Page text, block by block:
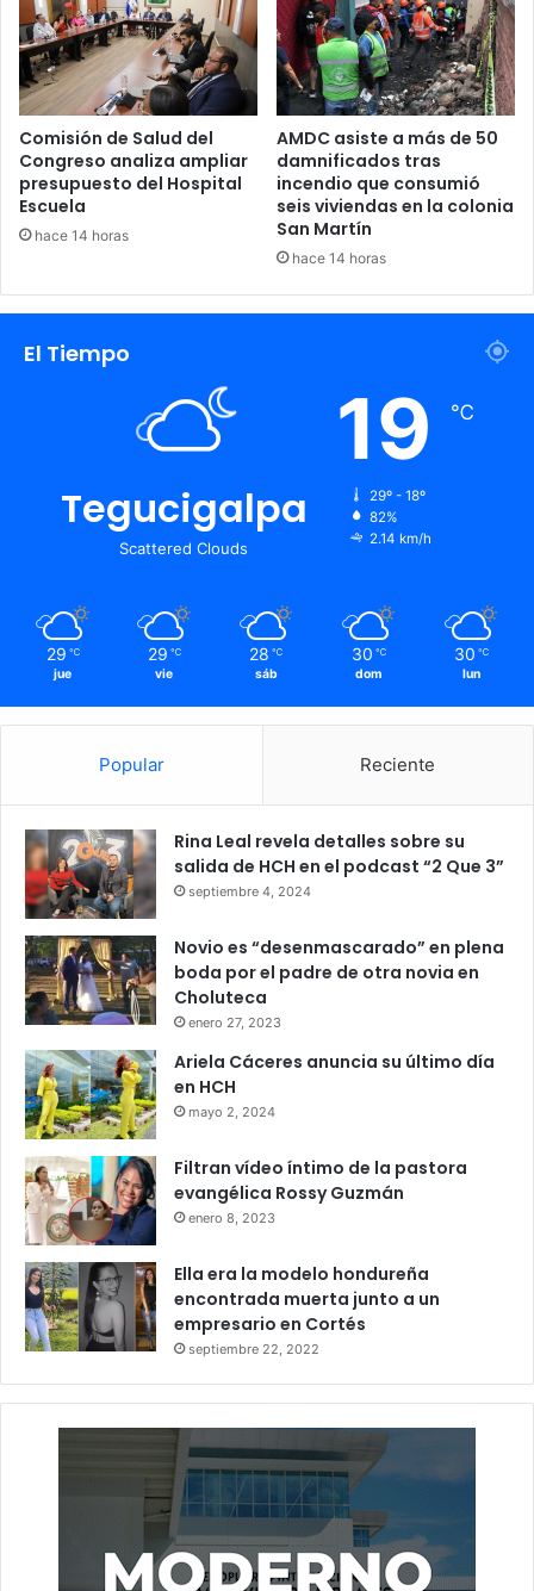
Comisión de Salud del
Congreso analiza ampliar
presupuesto del Hospital
Escuela
hace 14 horas
AMDC asiste a más de 50
damnificados tras
incendio que consumió
seis viviendas en la colonia
San Martín
hace 14 horas
El Tiempo
Tegucigalpa
Scattered Clouds
19 ℃
29º - 18º
82%
2.14 km/h
29 ℃
jue
29 ℃
vie
28 ℃
sáb
30 ℃
dom
30 ℃
lun
Popular Reciente
Rina Leal revela detalles sobre su
salida de HCH en el podcast “2 Que 3”
septiembre 4, 2024
Novio es “desenmascarado” en plena
boda por el padre de otra novia en
Choluteca
enero 27, 2023
Ariela Cáceres anuncia su último día
en HCH
mayo 2, 2024
Filtran vídeo íntimo de la pastora
evangélica Rossy Guzmán
enero 8, 2023
Ella era la modelo hondureña
encontrada muerta junto a un
empresario en Cortés
septiembre 22, 2022